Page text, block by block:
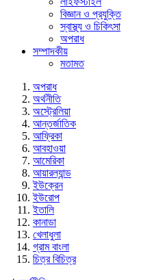
বিজ্ঞান ও প্রযুক্তি
স্বাস্থ্য ও চিকিৎসা
অপরাধ
সম্পাদকীয়
মতামত
অপরাধ
অর্থনীতি
অস্ট্রেলিয়া
আন্তর্জাতিক
আফ্রিকা
আবহাওয়া
আমেরিকা
আয়ারল্যান্ড
ইউক্রেন
ইউরোপ
ইতালি
কানাডা
খেলাধুলা
গ্রাম বাংলা
চিত্র বিচিত্র